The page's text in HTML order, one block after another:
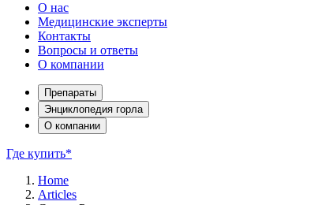
О нас
Медицинские эксперты
Контакты
Вопросы и ответы
О компании
Препараты
Энциклопедия горла
О компании
Где купить*
Home
Articles